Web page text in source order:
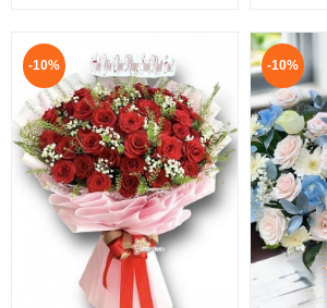
-10% -10%